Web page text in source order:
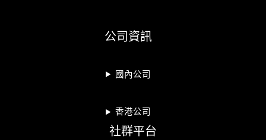
公司資訊
國內公司
香港公司
社群平台